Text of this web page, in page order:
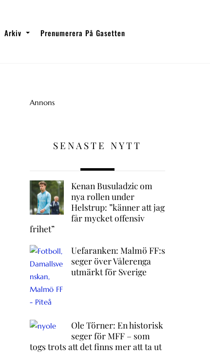
Arkiv Prenumerera På Gasetten
Annons
SENASTE NYTT
Kenan Busuladzic om
nya rollen under
Helstrup: ”känner att jag
får mycket offensiv
frihet”
Uefaranken: Malmö FF:s
seger över Vålerenga
utmärkt för Sverige
Ole Törner: En historisk
seger för MFF – som
togs trots att det finns mer att ta ut